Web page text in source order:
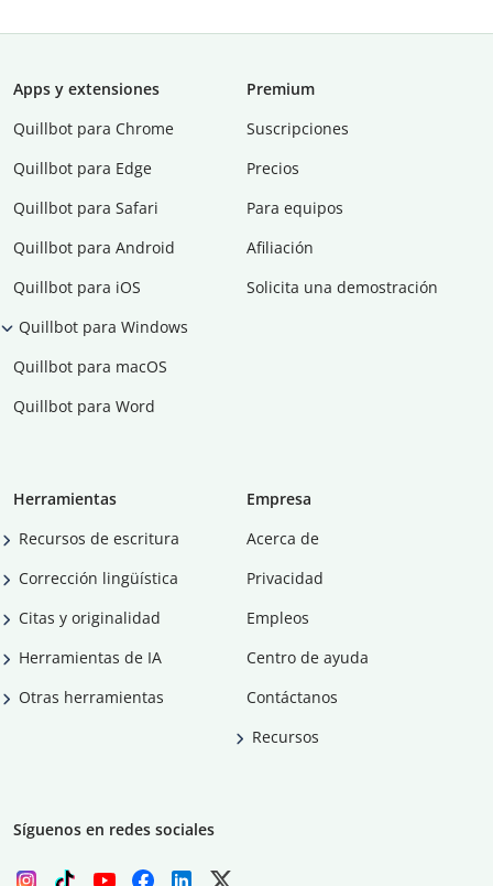
Apps y extensiones
Quillbot para Chrome
Quillbot para Edge
Quillbot para Safari
Quillbot para Android
Quillbot para iOS
Quillbot para Windows
Quillbot para macOS
Quillbot para Word
Premium
Suscripciones
Precios
Para equipos
Afiliación
Solicita una demostración
Herramientas
Recursos de escritura
Corrección lingüística
Citas y originalidad
Herramientas de IA
Otras herramientas
Empresa
Acerca de
Privacidad
Empleos
Centro de ayuda
Contáctanos
Recursos
Síguenos en redes sociales